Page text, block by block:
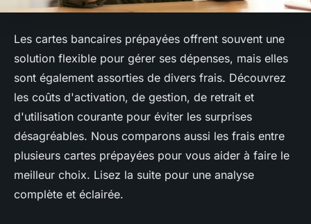
Les cartes bancaires prépayées offrent souvent une
solution flexible pour gérer ses dépenses, mais elles
sont également assorties de divers frais. Découvrez
les coûts d'activation, de gestion, de retrait et
d'utilisation courante pour éviter les surprises
désagréables. Nous comparons aussi les frais entre
plusieurs cartes prépayées pour vous aider à faire le
meilleur choix. Lisez la suite pour une analyse
complète et éclairée.